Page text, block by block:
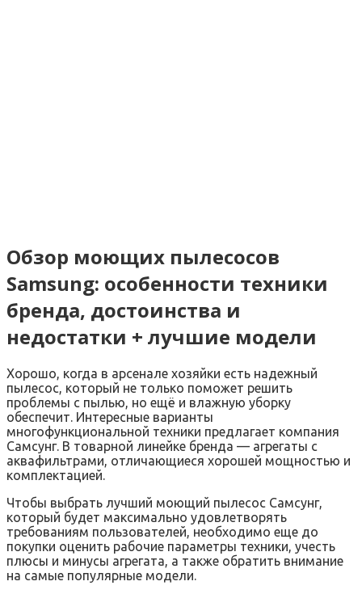
Обзор моющих пылесосов
Samsung: особенности техники
бренда, достоинства и
недостатки + лучшие модели
Хорошо, когда в арсенале хозяйки есть надежный
пылесос, который не только поможет решить
проблемы с пылью, но ещё и влажную уборку
обеспечит. Интересные варианты
многофункциональной техники предлагает компания
Самсунг. В товарной линейке бренда — агрегаты с
аквафильтрами, отличающиеся хорошей мощностью и
комплектацией.
Чтобы выбрать лучший моющий пылесос Самсунг,
который будет максимально удовлетворять
требованиям пользователей, необходимо еще до
покупки оценить рабочие параметры техники, учесть
плюсы и минусы агрегата, а также обратить внимание
на самые популярные модели.